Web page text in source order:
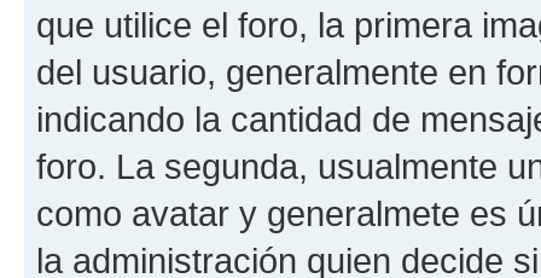
que utilice el foro, la primera
del usuario, generalmente en
indicando la cantidad de
foro. La segunda, usualmente
como avatar y generalmete es
la administración quien decide